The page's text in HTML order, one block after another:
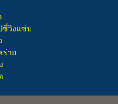
ซี่วิงแซ่บ
ร่าย